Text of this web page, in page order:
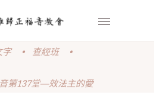
字 • 查經班
•
第137堂—效法主的愛